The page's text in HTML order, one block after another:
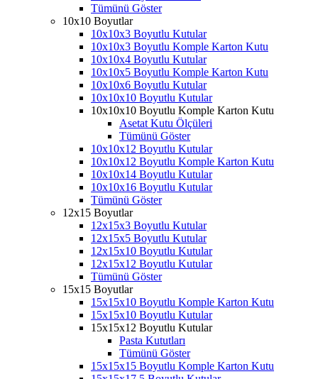
Tümünü Göster
10x10 Boyutlar
10x10x3 Boyutlu Kutular
10x10x3 Boyutlu Komple Karton Kutu
10x10x4 Boyutlu Kutular
10x10x5 Boyutlu Komple Karton Kutu
10x10x6 Boyutlu Kutular
10x10x10 Boyutlu Kutular
10x10x10 Boyutlu Komple Karton Kutu
Asetat Kutu Ölçüleri
Tümünü Göster
10x10x12 Boyutlu Kutular
10x10x12 Boyutlu Komple Karton Kutu
10x10x14 Boyutlu Kutular
10x10x16 Boyutlu Kutular
Tümünü Göster
12x15 Boyutlar
12x15x3 Boyutlu Kutular
12x15x5 Boyutlu Kutular
12x15x10 Boyutlu Kutular
12x15x12 Boyutlu Kutular
Tümünü Göster
15x15 Boyutlar
15x15x10 Boyutlu Komple Karton Kutu
15x15x10 Boyutlu Kutular
15x15x12 Boyutlu Kutular
Pasta Kututları
Tümünü Göster
15x15x15 Boyutlu Komple Karton Kutu